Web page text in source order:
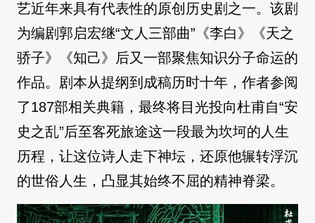
艺近年来具有代表性的原创历史剧之一。该剧
为编剧郭启宏继“文人三部曲”《李白》《天之
骄子》《知己》后又一部聚焦知识分子命运的
作品。剧本从提纲到成稿历时十年，作者参阅
了187部相关典籍，最终将目光投向杜甫自“安
史之乱”后至客死旅途这一段最为坎坷的人生
历程，让这位诗人走下神坛，还原他辗转浮沉
的世俗人生，凸显其始终不屈的精神脊梁。